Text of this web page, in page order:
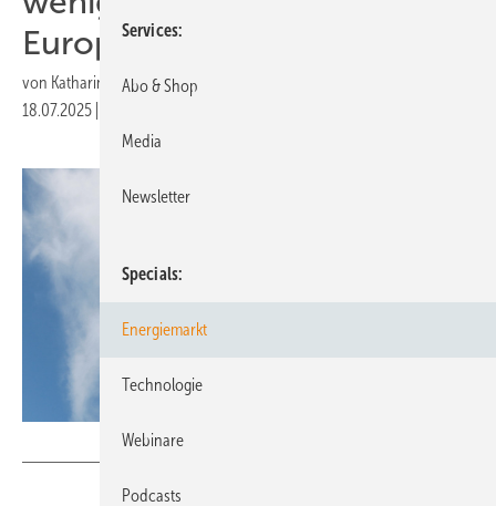
Europa
von Katharina Wolf
18.07.2025
Services
Abo & Shop
Media
Newsletter
Specials
Energiemarkt
Technologie
Webinare
Podcasts